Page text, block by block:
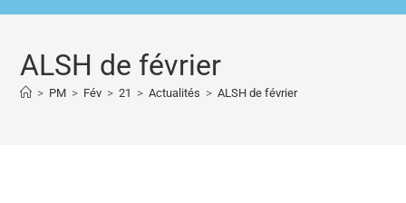
ALSH de février
> PM > Fév > 21 > Actualités > ALSH de février